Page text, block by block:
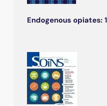
Endogenous opiates: